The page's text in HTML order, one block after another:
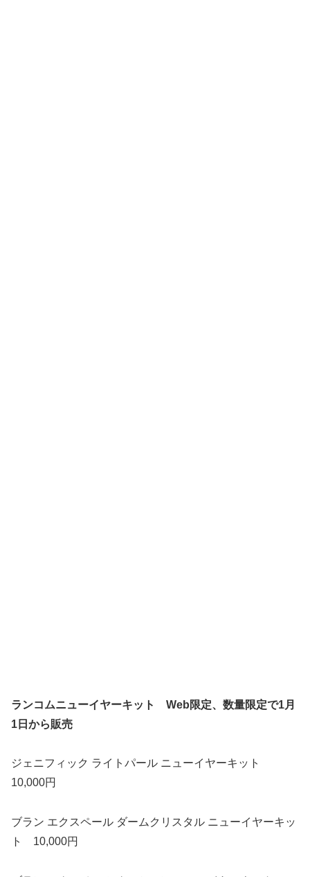
ランコムニューイヤーキット Web限定、数量限定で1月
1日から販売
ジェニフィック ライトパール ニューイヤーキット
10,000円
ブラン エクスペール ダームクリスタル ニューイヤーキッ
ト 10,000円